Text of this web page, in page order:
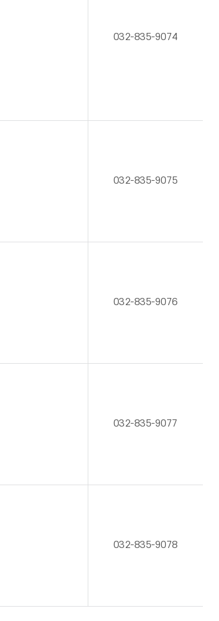
032-835-9074
032-835-9075
032-835-9076
032-835-9077
032-835-9078